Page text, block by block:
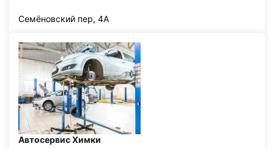
Семёновский пер, 4А
Автосервис Химки